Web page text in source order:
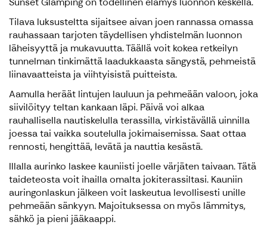
Tilava luksusteltta sijaitsee aivan joen rannassa omassa
rauhassaan tarjoten täydellisen yhdistelmän luonnon
läheisyyttä ja mukavuutta. Täällä voit kokea retkeilyn
tunnelman tinkimättä laadukkaasta sängystä, pehmeistä
liinavaatteista ja viihtyisistä puitteista.
Aamulla heräät lintujen lauluun ja pehmeään valoon, joka
siivilöityy teltan kankaan läpi. Päivä voi alkaa
rauhallisella nautiskelulla terassilla, virkistävällä uinnilla
joessa tai vaikka soutelulla jokimaisemissa. Saat ottaa
rennosti, hengittää, levätä ja nauttia kesästä.
Illalla aurinko laskee kauniisti joelle värjäten taivaan. Tätä
taideteosta voit ihailla omalta jokiterassiltasi. Kauniin
auringonlaskun jälkeen voit laskeutua levollisesti unille
pehmeään sänkyyn. Majoituksessa on myös lämmitys,
sähkö ja pieni jääkaappi.